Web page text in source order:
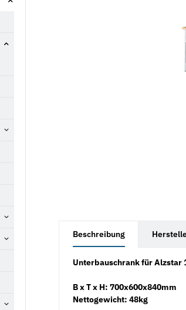
Beschreibung
Unterbauschrank für Alzstar
B x T x H: 700x600x840mm
Nettogewicht: 48kg